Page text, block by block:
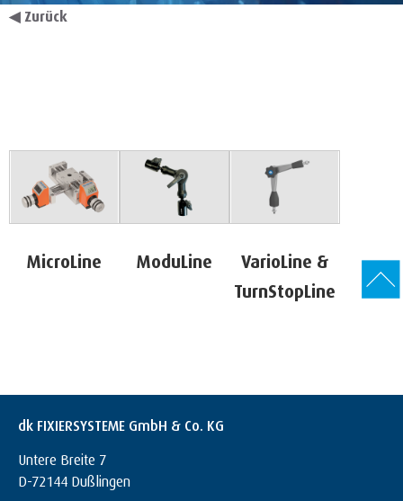
◀ Zurück
MicroLine ModuLine
VarioLine &
TurnStopLine
dk FIXIERSYSTEME GmbH & Co. KG
Untere Breite 7
D-72144 Dußlingen